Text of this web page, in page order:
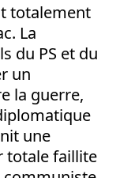
totalement
La
du PS et du
un
la guerre,
une
totale faillite